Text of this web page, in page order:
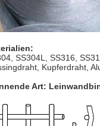
SS304L, SS316,
Kupferdraht,
Art: